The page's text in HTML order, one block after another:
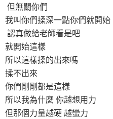
但無關你們
我叫你們揉深一點你們就開始
認真做給老師看是吧
就開始這樣
所以這樣揉的出來嗎
揉不出來
你們剛剛都是這樣
所以我為什麼 你越想用力
但那個力量越硬 越蠻力